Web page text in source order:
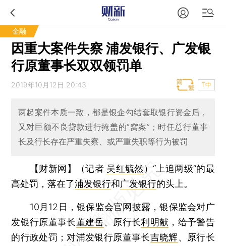
金融
因重大案件失察 浦发银行、广发银
行原董事长双双领罚单
2019年10月12日 20:43 T中
两起案件本质一致，都是银企勾结套取银行资金后，
又对巨额不良贷款进行掩盖的“窝案”；时任总行董事
长及行长存在严重失察、或严重失职等行为被罚
【财新网】（记者 吴红毓然 ）“上追两级”的最
高处罚，落在了浦发银行和广发银行的头上。
10月12日，银保监会官网披露，银保监会对广
发银行原董事长董建岳、原行长利明献 ，给予警告
的行政处罚；对浦发银行原董事长吉晓辉、原行长